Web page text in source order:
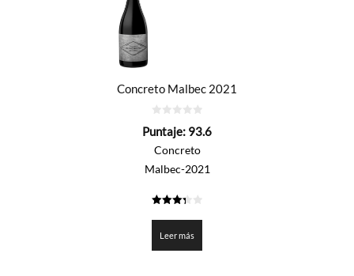
Concreto Malbec 2021
de
Puntaje: 93.6
Concreto
Malbec-2021
Leer más